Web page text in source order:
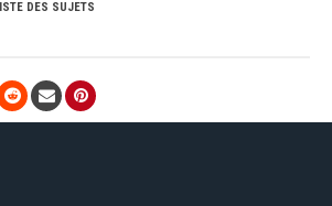
DES SUJETS